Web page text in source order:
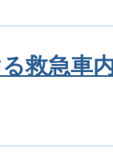
救急車